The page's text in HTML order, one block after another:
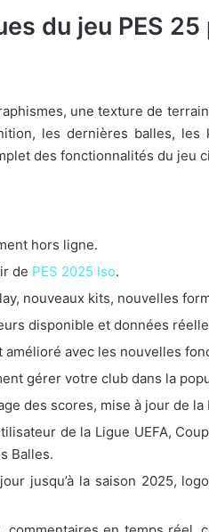
du jeu PES 25
une texture de
les dernières balles, les
des fonctionnalités du jeu
hors ligne.
de PES 2025 Iso.
nouveaux kits, nouvelles
disponible et données
amélioré avec les nouvelles
gérer votre club dans la
des scores, mise à jour de
de la Ligue UEFA,
Balles.
jusqu’à la saison 2025,